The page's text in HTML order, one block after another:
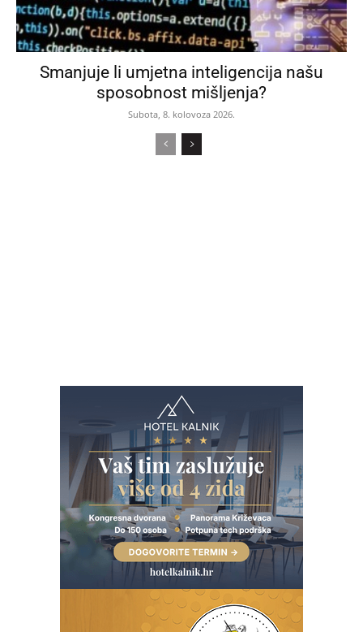
Smanjuje li umjetna inteligencija našu
sposobnost mišljenja?
Subota, 8. kolovoza 2026.